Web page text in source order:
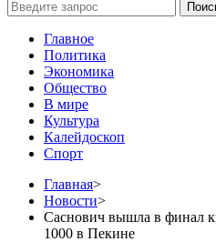
Главное
Политика
Экономика
Общество
В мире
Культура
Калейдоскоп
Спорт
Главная>
Новости>
Саснович вышла в финал
1000 в Пекине